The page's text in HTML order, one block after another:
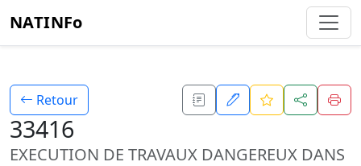
NATINFo
Retour
33416
EXECUTION DE TRAVAUX DANGEREUX DANS